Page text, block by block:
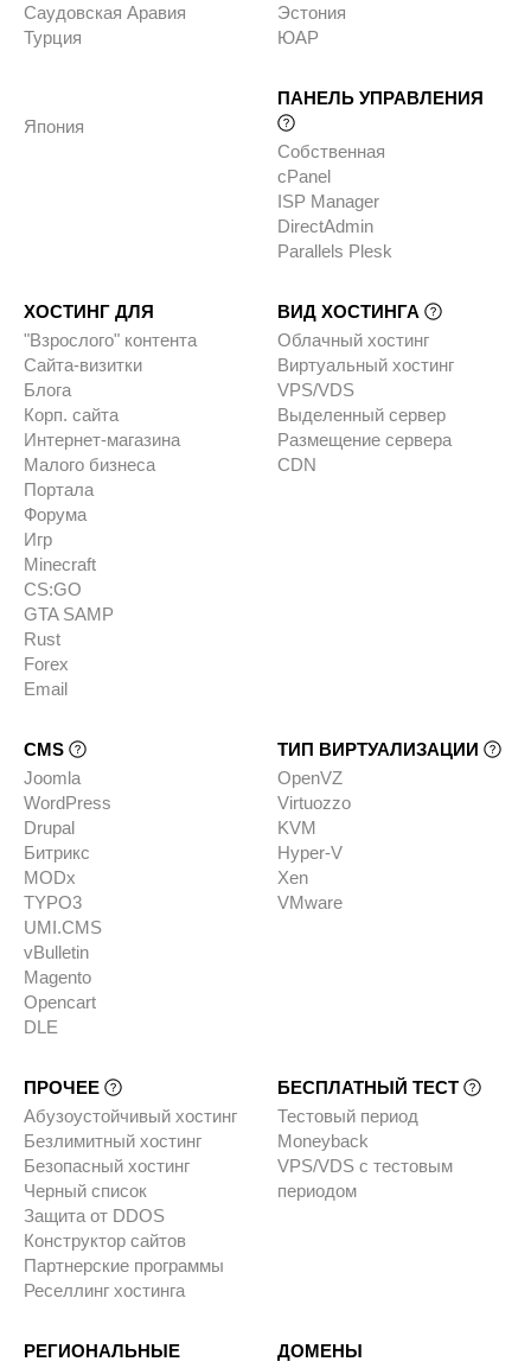
Саудовская Аравия
Турция
Эстония
ЮАР
Япония
ПАНЕЛЬ УПРАВЛЕНИЯ
Собственная
cPanel
ISP Manager
DirectAdmin
Parallels Plesk
ХОСТИНГ ДЛЯ
"Взрослого" контента
Сайта-визитки
Блога
Корп. сайта
Интернет-магазина
Малого бизнеса
Портала
Форума
Игр
Minecraft
CS:GO
GTA SAMP
Rust
Forex
Email
ВИД ХОСТИНГА
Облачный хостинг
Виртуальный хостинг
VPS/VDS
Выделенный сервер
Размещение сервера
CDN
CMS
Joomla
WordPress
Drupal
Битрикс
MODx
TYPO3
UMI.CMS
vBulletin
Magento
Opencart
DLE
ТИП ВИРТУАЛИЗАЦИИ
OpenVZ
Virtuozzo
KVM
Hyper-V
Xen
VMware
ПРОЧЕЕ
Абузоустойчивый хостинг
Безлимитный хостинг
Безопасный хостинг
Черный список
Защита от DDOS
Конструктор сайтов
Партнерские программы
Реселлинг хостинга
БЕСПЛАТНЫЙ ТЕСТ
Тестовый период
Moneyback
VPS/VDS с тестовым
периодом
РЕГИОНАЛЬНЫЕ
ДОМЕНЫ